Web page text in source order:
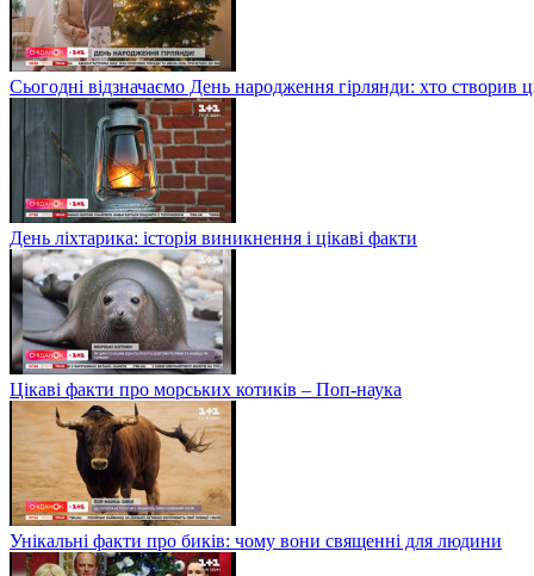
Сьогодні відзначаємо День народження гірлянди: хто створив
День ліхтарика: історія виникнення і цікаві факти
Цікаві факти про морських котиків – Поп-наука
Унікальні факти про биків: чому вони священні для людини